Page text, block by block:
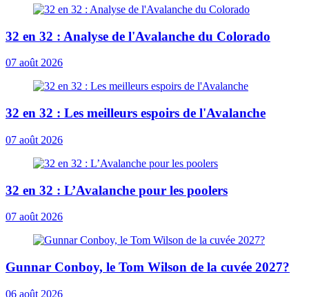
32 en 32 : Analyse de l'Avalanche du Colorado
07 août 2026
32 en 32 : Les meilleurs espoirs de l'Avalanche
07 août 2026
32 en 32 : L’Avalanche pour les poolers
07 août 2026
Gunnar Conboy, le Tom Wilson de la cuvée 2027?
06 août 2026